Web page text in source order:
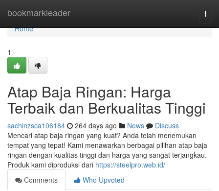
bookmarkleader
Home
Home
1
Atap Baja Ringan: Harga
Terbaik dan Berkualitas Tinggi
sachinzsca106184 264 days ago News
Discuss
Mencari atap baja ringan yang kuat? Anda telah menemukan
tempat yang tepat! Kami menawarkan berbagai pilihan atap baja
ringan dengan kualitas tinggi dan harga yang sangat terjangkau.
Produk kami diproduksi dari https://steelpro.web.id/
Comments
Who Upvoted